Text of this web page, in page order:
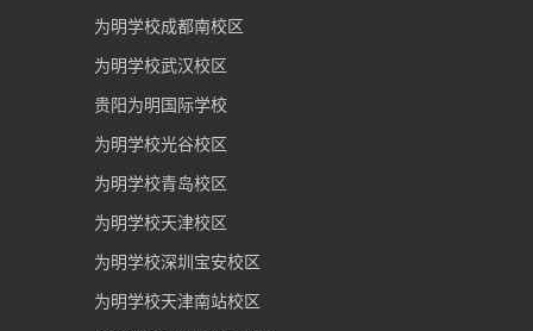
为明学校成都南校区
为明学校武汉校区
贵阳为明国际学校
为明学校光谷校区
为明学校青岛校区
为明学校天津校区
为明学校深圳宝安校区
为明学校天津南站校区